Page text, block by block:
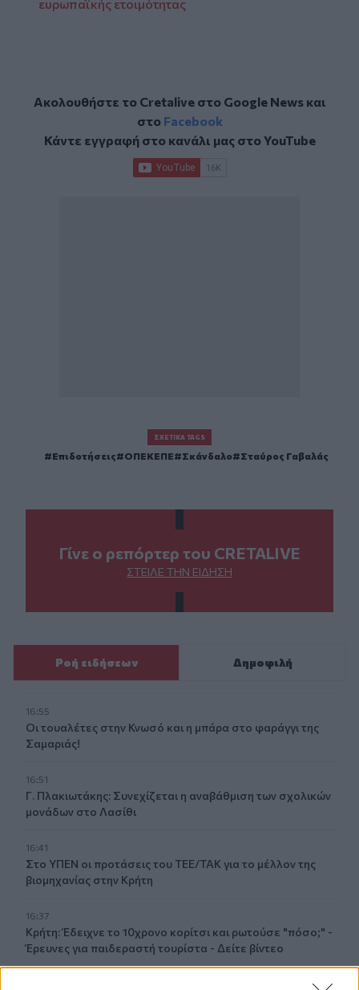
ευρωπαϊκής ετοιμότητας
Ακολουθήστε το Cretalive στο Google Newsκαι
στο Facebook
Κάντε εγγραφή στο κανάλι μας στοYouTube
ΣΧΕΤΙΚΆ TAGS
Επιδοτήσεις ΟΠΕΚΕΠΕ Σκάνδαλο Σταύρος Γαβαλάς
Γίνε ο ρεπόρτερ του CRETALIVE
ΣΤΕΊΛΕ ΤΗΝ ΕΊΔΗΣΗ
Ροή ειδήσεων Δημοφιλή
16:55
Οι τουαλέτες στην Κνωσό και η μπάρα στο φαράγγι της
Σαμαριάς!
16:51
Γ. Πλακιωτάκης: Συνεχίζεται η αναβάθμιση των σχολικών
μονάδων στο Λασίθι
16:41
Στο ΥΠΕΝ οι προτάσεις του ΤΕΕ/ΤΑΚ για το μέλλον της
βιομηχανίας στην Κρήτη
16:37
Κρήτη: Έδειχνε το 10χρονο κορίτσι και ρωτούσε "πόσο;" -
Έρευνες για παιδεραστή τουρίστα - Δείτε βίντεο